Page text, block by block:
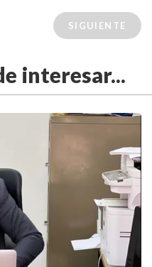
SIGUIENTE
interesar...